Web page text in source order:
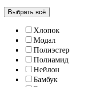
Выбрать всё
Хлопок
Модал
Полиэстер
Полиамид
Нейлон
Бамбук